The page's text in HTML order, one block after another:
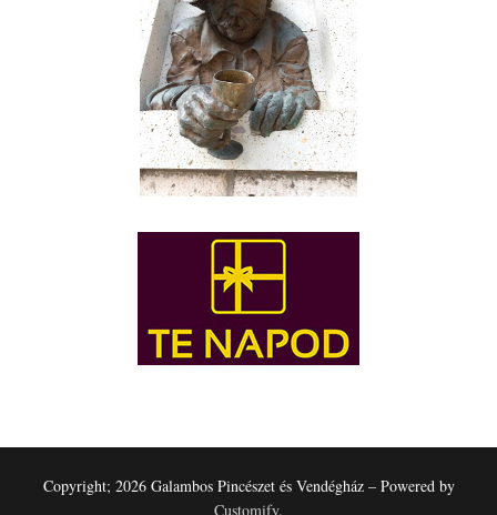
Copyright; 2026 Galambos Pincészet és Vendégház – Powered by
Customify.